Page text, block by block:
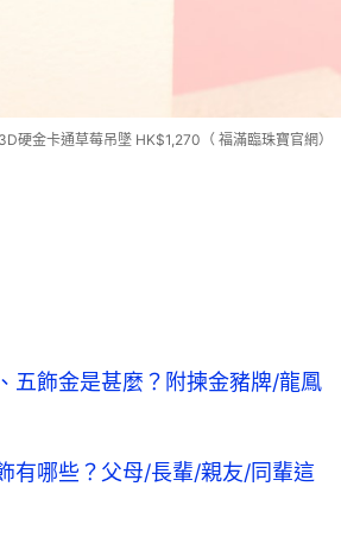
硬金卡通草莓吊墜 HK$1,270（ 福滿臨珠寶官網）
五飾金是甚麼？附揀金豬牌/龍鳳
有哪些？父母/長輩/親友/同輩這